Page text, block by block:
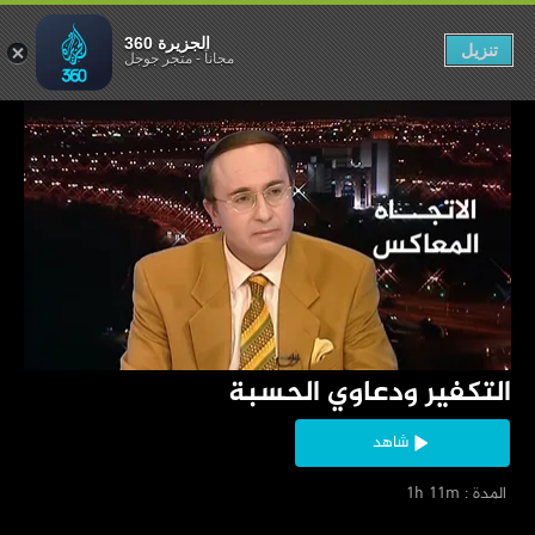
‏التكفير ودعاوي الحسبة
شاهد
‏ المدة : 1h 11m
ودعاوي الحسبة
الجزيرة 360
مجاناً-متجر جوجل تنزيل